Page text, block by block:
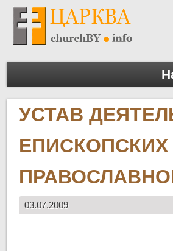
УСТАВ
03.07.2009